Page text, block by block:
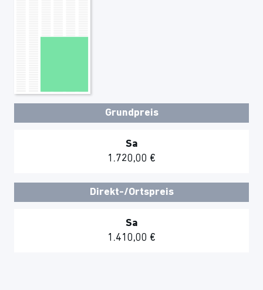
Grundpreis
Sa
1.720,00 €
Direkt-/Ortspreis
Sa
1.410,00 €